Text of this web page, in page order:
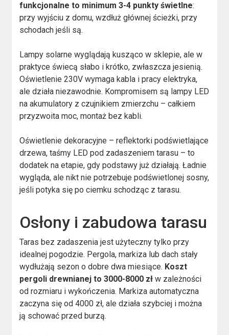
funkcjonalne to minimum 3-4 punkty świetlne:
przy wyjściu z domu, wzdłuż głównej ścieżki, przy
schodach jeśli są.
Lampy solarne wyglądają kusząco w sklepie, ale w
praktyce świecą słabo i krótko, zwłaszcza jesienią.
Oświetlenie 230V wymaga kabla i pracy elektryka,
ale działa niezawodnie. Kompromisem są lampy LED
na akumulatory z czujnikiem zmierzchu – całkiem
przyzwoita moc, montaż bez kabli.
Oświetlenie dekoracyjne – reflektorki podświetlające
drzewa, taśmy LED pod zadaszeniem tarasu – to
dodatek na etapie, gdy podstawy już działają. Ładnie
wygląda, ale nikt nie potrzebuje podświetlonej sosny,
jeśli potyka się po ciemku schodząc z tarasu.
Osłony i zabudowa tarasu
Taras bez zadaszenia jest użyteczny tylko przy
idealnej pogodzie. Pergola, markiza lub dach stały
wydłużają sezon o dobre dwa miesiące. Koszt
pergoli drewnianej to 3000-8000 zł w zależności
od rozmiaru i wykończenia. Markiza automatyczna
zaczyna się od 4000 zł, ale działa szybciej i można
ją schować przed burzą.